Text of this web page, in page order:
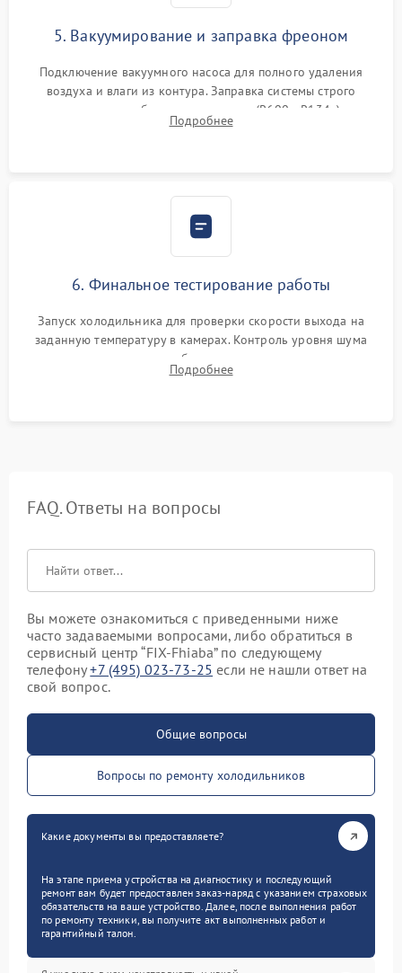
5. Вакуумирование и заправка фреоном
Подключение вакуумного насоса для полного удаления
воздуха и влаги из контура. Заправка системы строго
дозированным объемом хладагента (R600a, R134a) по
электронным весам. Контроль рабочего давления в системе.
Подробнее
6. Финальное тестирование работы
Запуск холодильника для проверки скорости выхода на
заданную температуру в камерах. Контроль уровня шума
компрессора, отсутствия обмерзания стенок и корректного
срабатывания системы автоматической оттайки.
Подробнее
FAQ. Ответы на вопросы
Вы можете ознакомиться с приведенными ниже
часто задаваемыми вопросами, либо обратиться в
сервисный центр “FIX-Fhiaba” по следующему
телефону+7 (495) 023-73-25 если не нашли ответ на
свой вопрос.
Общие вопросы
Вопросы по ремонту холодильников
Какие документы вы предоставляете?
На этапе приема устройства на диагностику и последующий
ремонт вам будет предоставлен заказ-наряд с указанием страховых
обязательств на ваше устройство. Далее, после выполнения работ
по ремонту техники, вы получите акт выполненных работ и
гарантийный талон.